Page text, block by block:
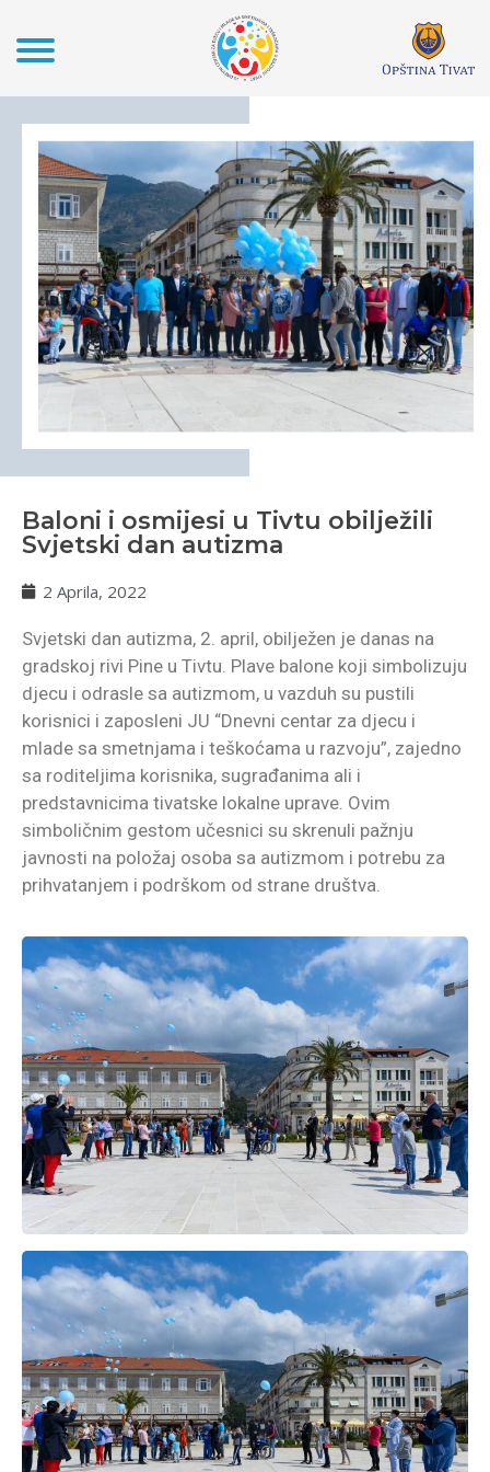
Baloni i osmijesi u Tivtu obilježili
Svjetski dan autizma
2 Aprila, 2022
Svjetski dan autizma, 2. april, obilježen je danas na
gradskoj rivi Pine u Tivtu. Plave balone koji simbolizuju
djecu i odrasle sa autizmom, u vazduh su pustili
korisnici i zaposleni JU “Dnevni centar za djecu i
mlade sa smetnjama i teškoćama u razvoju”, zajedno
sa roditeljima korisnika, sugrađanima ali i
predstavnicima tivatske lokalne uprave. Ovim
simboličnim gestom učesnici su skrenuli pažnju
javnosti na položaj osoba sa autizmom i potrebu za
prihvatanjem i podrškom od strane društva.